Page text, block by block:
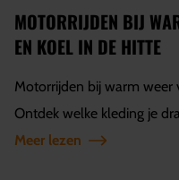
MOTORRIJDEN BIJ
EN KOEL IN DE HITTE
Motorrijden bij warm weer
Ontdek welke kleding je
Meer lezen